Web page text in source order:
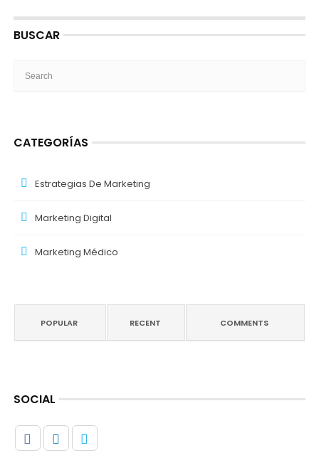
BUSCAR
CATEGORÍAS
Estrategias De Marketing
Marketing Digital
Marketing Médico
POPULAR RECENT COMMENTS
SOCIAL